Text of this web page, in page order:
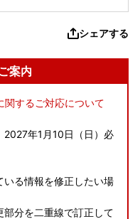
シェアする
案内
関するご対応について
年1月10日（日）必
る情報を修正したい場
を二重線で訂正して